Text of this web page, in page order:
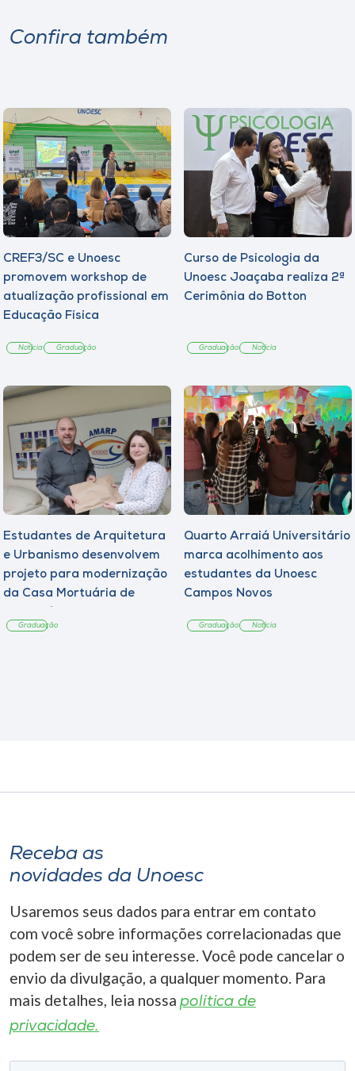
Confira também
CREF3/SC e Unoesc
promovem workshop de
atualização profissional em
Educação Física
Notícia Graduação
Curso de Psicologia da
Unoesc Joaçaba realiza 2ª
Cerimônia do Botton
Graduação Notícia
Estudantes de Arquitetura
e Urbanismo desenvolvem
projeto para modernização
da Casa Mortuária de
Graduação
Quarto Arraiá Universitário
marca acolhimento aos
estudantes da Unoesc
Campos Novos
Graduação Notícia
Receba as
novidades da Unoesc
Usaremos seus dados para entrar em contato
com você sobre informações correlacionadas que
podem ser de seu interesse. Você pode cancelar o
envio da divulgação, a qualquer momento. Para
mais detalhes, leia nossa política de
privacidade.